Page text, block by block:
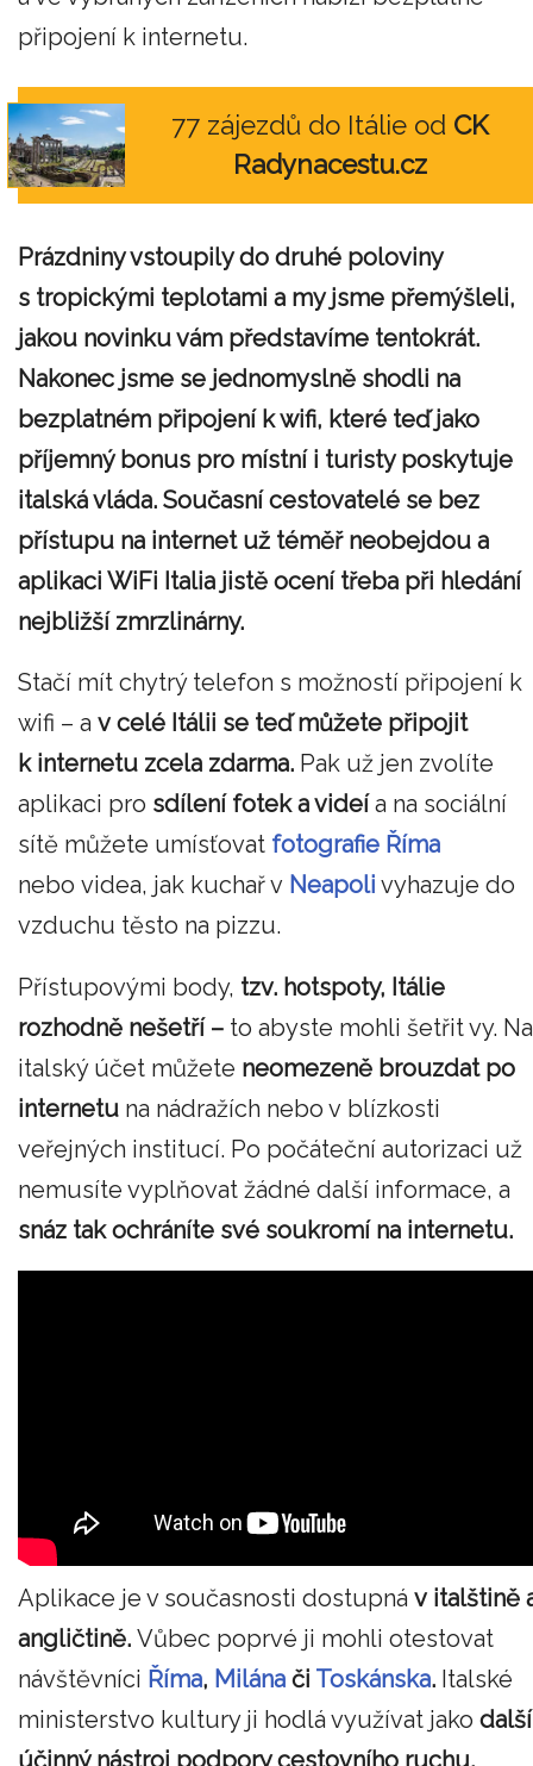
připojení k internetu.
77 zájezdů do Itálie od CK
Radynacestu.cz
Prázdniny vstoupily do druhé poloviny
s tropickými teplotami a my jsme přemýšleli,
jakou novinku vám představíme tentokrát.
Nakonec jsme se jednomyslně shodli na
bezplatném připojeník wifi, které teď jako
příjemný bonus pro místní i turisty poskytuje
italská vláda. Současní cestovatelé se bez
přístupu na internet už téměř neobejdou a
aplikaci WiFi Italia jistě ocení třeba při hledání
nejbližší zmrzlinárny.
Stačí mít chytrý telefon s možností připojení k
wifi – a v celé Itálii se teď můžete připojit
k internetu zcela zdarma. Pak už jen zvolíte
aplikaci pro sdílení fotek a videía na sociální
sítě můžete umísťovat fotografie Říma
nebo videa, jak kuchař v Neapoli vyhazuje do
vzduchu těsto na pizzu.
Přístupovými body, tzv. hotspoty, Itálie
rozhodně nešetří – to abyste mohli šetřit vy. Na
italský účet můžete neomezeně brouzdat po
internetu na nádražích nebo v blízkosti
veřejných institucí. Po počáteční autorizaci už
nemusíte vyplňovat žádné další informace, a
snáz tak ochráníte své soukromí na internetu.
Aplikace je v současnosti dostupná v italštině
angličtině. Vůbec poprvé ji mohli otestovat
návštěvníci Říma, Milána či Toskánska. Italské
ministerstvo kultury ji hodlá využívat jako další
účinný nástroj podpory cestovního ruchu,